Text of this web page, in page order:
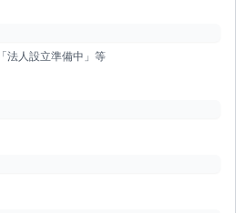
法人設立準備中」等